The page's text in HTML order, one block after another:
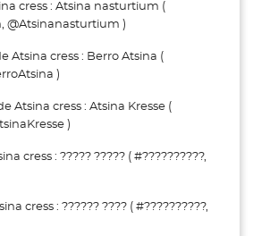
cress : Atsina nasturtium (
@Atsinanasturtium )
Atsina cress : Berro Atsina (
)
Atsina cress : Atsina Kresse (
)
cress : ????? ????? ( #??????????,
cress : ?????? ???? ( #??????????,